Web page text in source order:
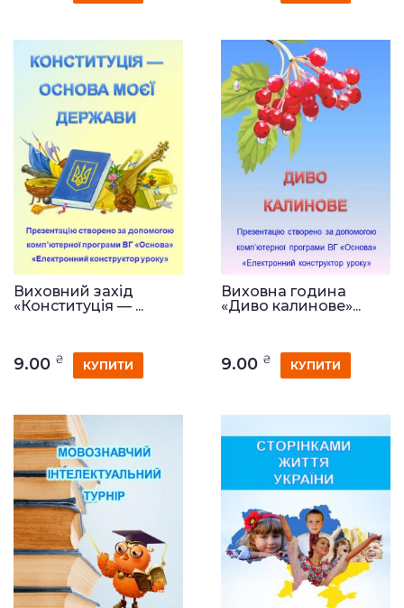
Виховний захід
«Конституція — ...
9.00 ₴ КУПИТИ
Виховна година
«Диво калинове»...
9.00 ₴ КУПИТИ